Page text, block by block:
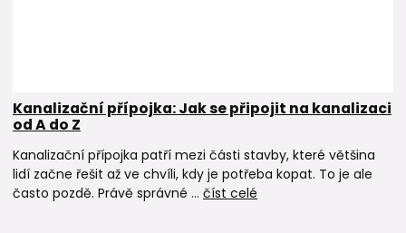
Kanalizační přípojka: Jak se připojit na kanalizaci
od A do Z
Kanalizační přípojka patří mezi části stavby, které většina
lidí začne řešit až ve chvíli, kdy je potřeba kopat. To je ale
často pozdě. Právě správné ... číst celé